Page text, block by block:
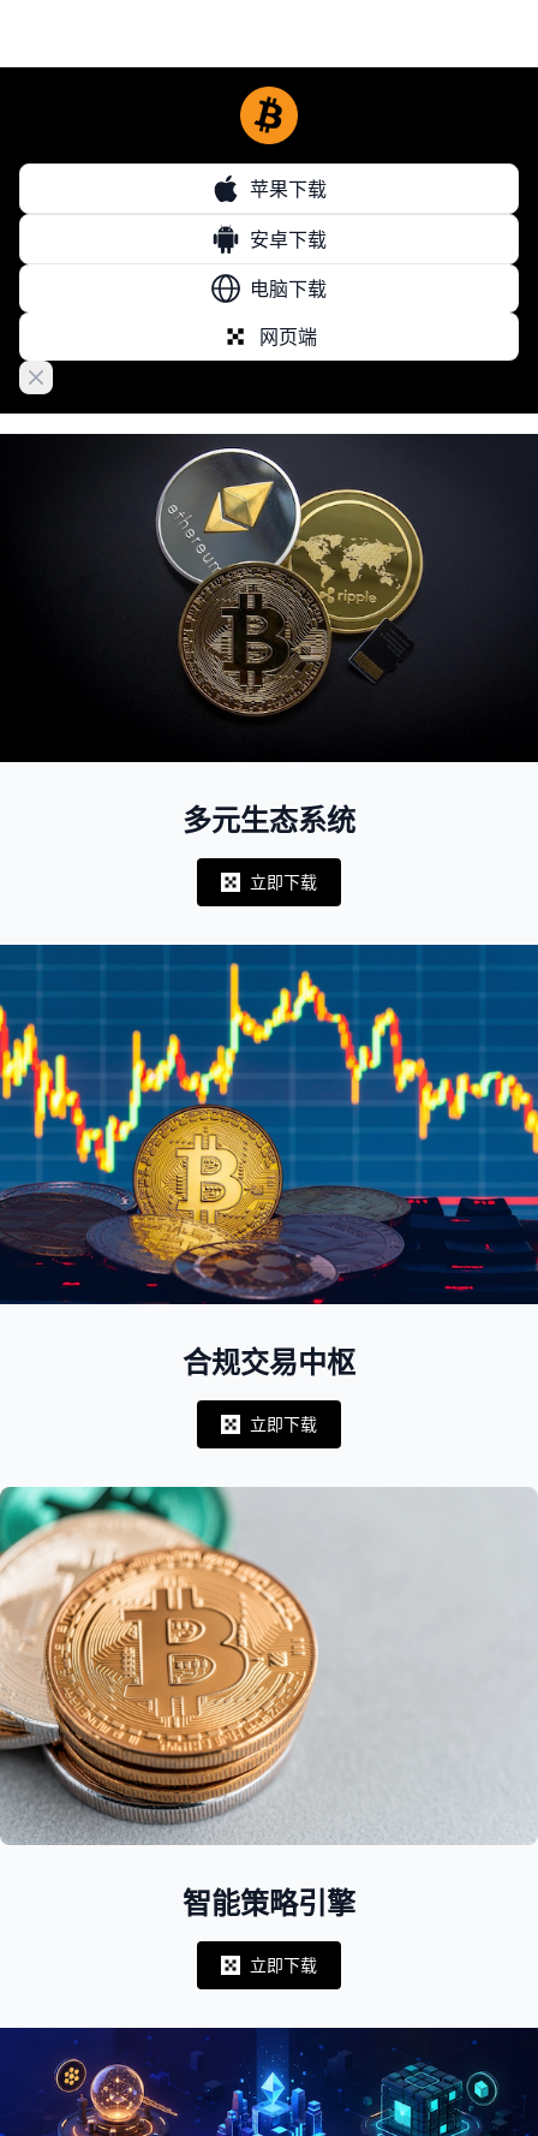
苹果下载
安卓下载
电脑下载
网页端
Close banner
多元生态系统
Notifications
立即下载
合规交易中枢
Notifications
立即下载
智能策略引擎
Notifications
立即下载